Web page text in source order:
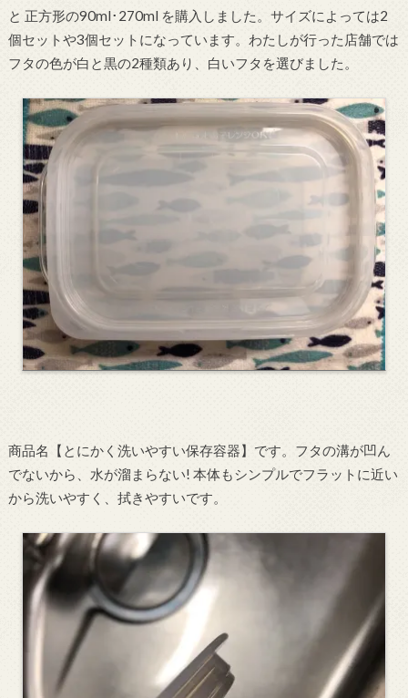
と 正方形の90ml･270ml を購入しました。サイズによっては2
個セットや3個セットになっています。わたしが行った店舗では
フタの色が白と黒の2種類あり、白いフタを選びました。
商品名【とにかく洗いやすい保存容器】です。フタの溝が凹ん
でないから、水が溜まらない! 本体もシンプルでフラットに近い
から洗いやすく、拭きやすいです。